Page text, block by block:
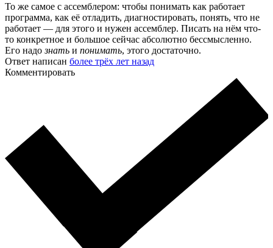
То же самое с ассемблером: чтобы понимать как работает
программа, как её отладить, диагностировать, понять, что не
работает — для этого и нужен ассемблер. Писать на нём что-
то конкретное и большое сейчас абсолютно бессмысленно.
Его надознать и понимать, этого достаточно.
Ответ написан более трёх лет назад
Комментировать